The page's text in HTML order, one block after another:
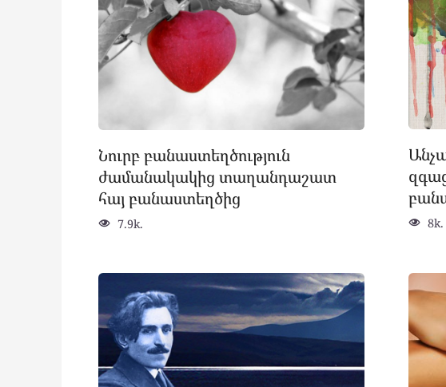
Նուրբ բանաստեղծություն
ժամանակակից տաղանդաշատ
հայ բանաստեղծից
7.9k. 8k.